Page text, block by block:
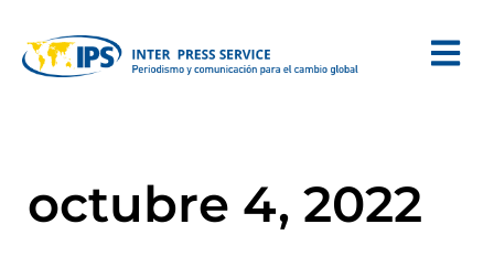
octubre 4, 2022